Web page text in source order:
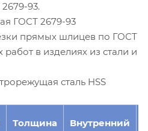
93.
ГОСТ 2679-93
прямых шлицев по ГОСТ
в изделиях из стали и
сталь HSS
Толщина
Внутренний